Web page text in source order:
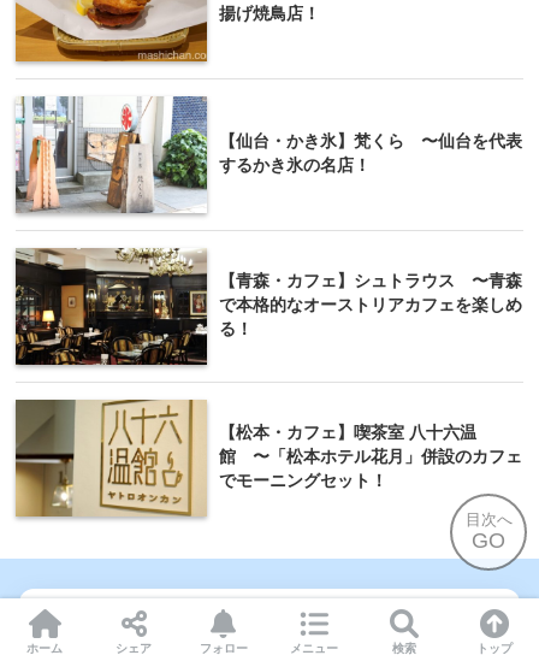
目次へ
GO
揚げ焼鳥店！
【仙台・かき氷】梵くら 〜仙台を代表
するかき氷の名店！
【青森・カフェ】シュトラウス 〜青森
で本格的なオーストリアカフェを楽しめ
る！
【松本・カフェ】喫茶室 八十六温
館 〜「松本ホテル花月」併設のカフェ
でモーニングセット！
この記事を書いた人
ホーム シェア フォロー メニュー 検索 トップ